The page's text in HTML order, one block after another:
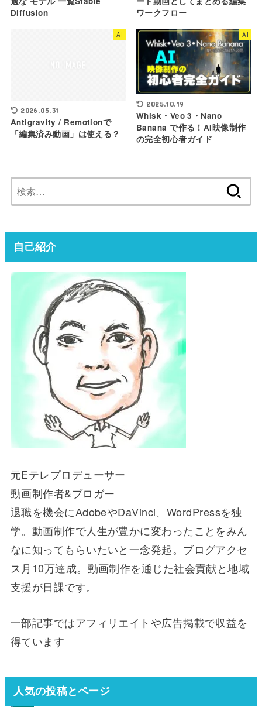
Diffusion
ワークフロー
AI
2026.05.31
Antigravity / Remotionで
「編集済み動画」は使える？
AI
2025.10.19
Whisk・Veo 3・Nano
Banana で作る！AI映像制作
の完全初心者ガイド
索:
自己紹介
元Eテレプロデューサー
動画制作者&ブロガー
退職を機会にAdobeやDaVinci、WordPressを独
学。動画制作で人生が豊かに変わったことをみん
なに知ってもらいたいと一念発起。ブログアクセ
ス月10万達成。動画制作を通じた社会貢献と地域
支援が日課です。
一部記事ではアフィリエイトや広告掲載で収益を
得ています
人気の投稿とページ